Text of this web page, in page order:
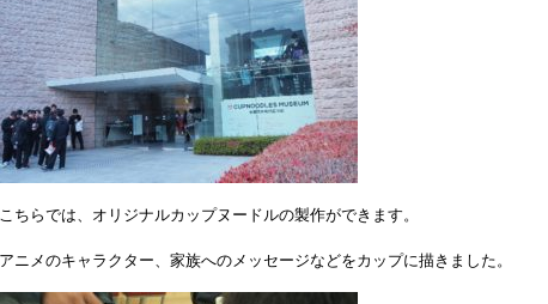
こちらでは、オリジナルカップヌードルの製作ができます。
アニメのキャラクター、家族へのメッセージなどをカップに描きました。